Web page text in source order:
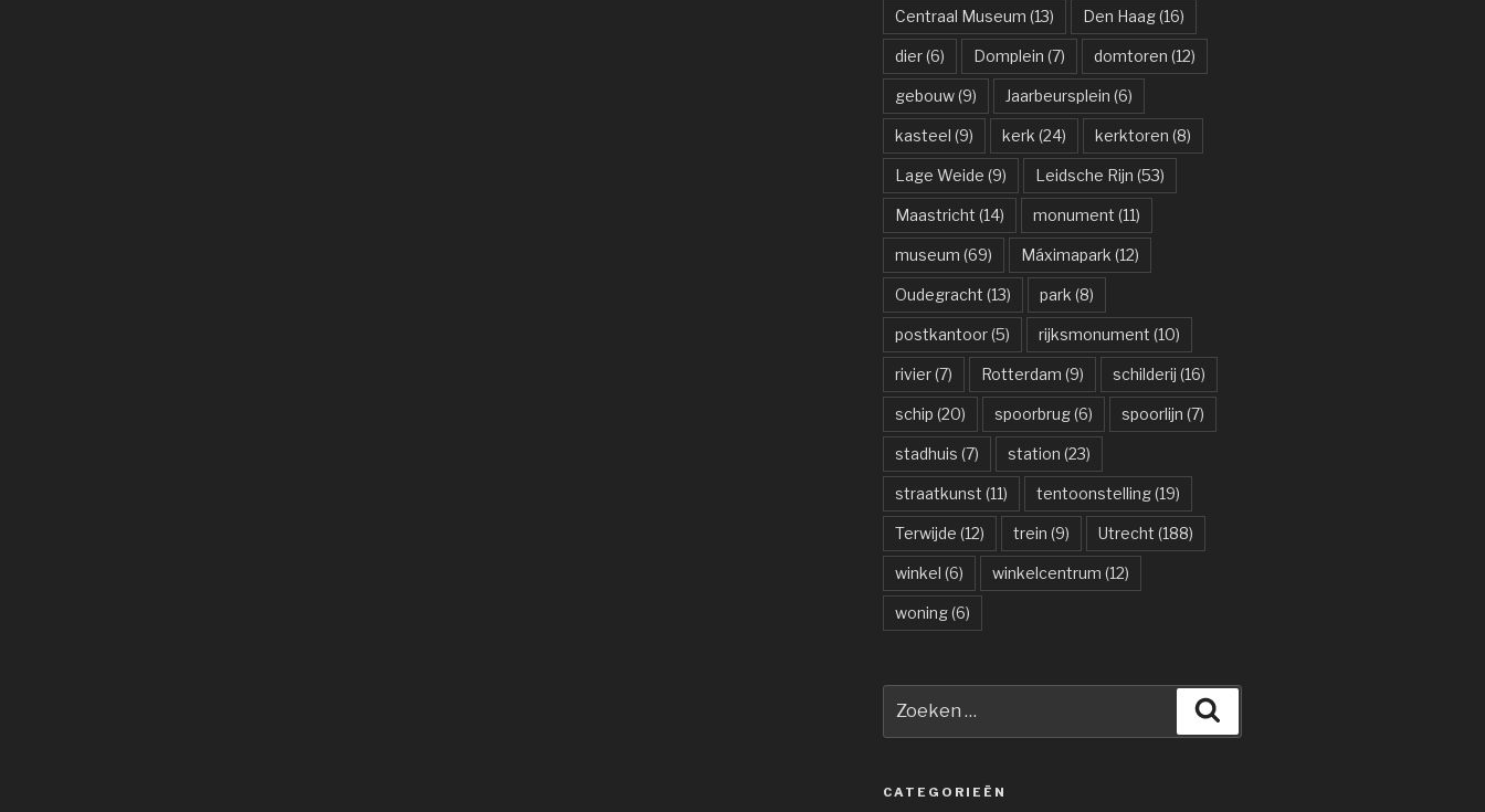
Centraal Museum (13) Den Haag(16)
dier(6) Domplein (7) domtoren (12)
gebouw(9) Jaarbeursplein (6)
kasteel (9) kerk (24) kerktoren (8)
Lage Weide (9) Leidsche Rijn (53)
Maastricht (14) monument (11)
museum (69) Máximapark (12)
Oudegracht (13) park (8)
postkantoor(5) rijksmonument (10)
rivier(7) Rotterdam (9) schilderij (16)
schip (20) spoorbrug(6) spoorlijn (7)
stadhuis (7) station (23)
straatkunst (11) tentoonstelling(19)
Terwijde (12) trein (9) Utrecht (188)
winkel (6) winkelcentrum (12)
woning(6)
naar:
CATEGORIEËN